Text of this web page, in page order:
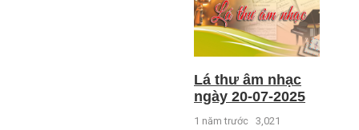
Lá thư âm nhạc
ngày 20-07-2025
1 năm trước 3,021